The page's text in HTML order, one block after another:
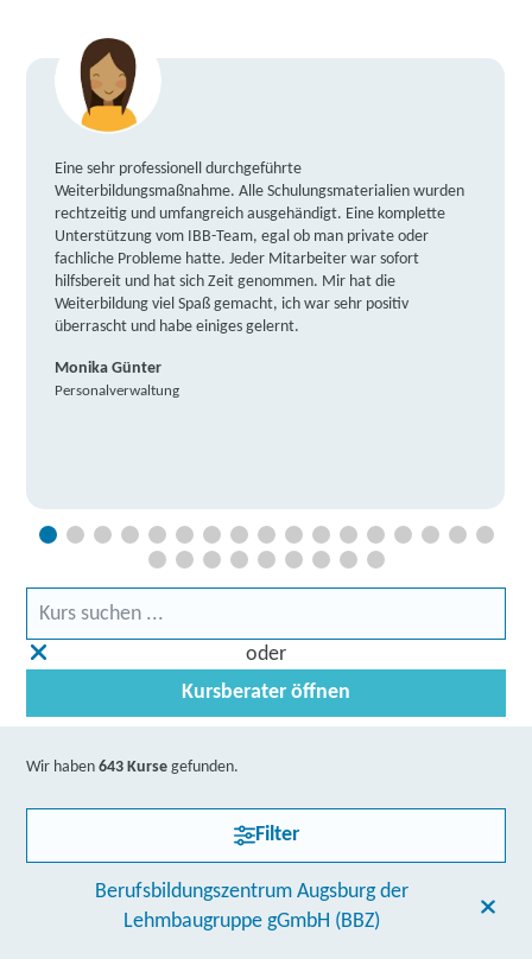
Eine sehr professionell durchgeführte
Weiterbildungsmaßnahme. Alle Schulungsmaterialien wurden
rechtzeitig und umfangreich ausgehändigt. Eine komplette
Unterstützung vom IBB-Team, egal ob man private oder
fachliche Probleme hatte. Jeder Mitarbeiter war sofort
hilfsbereit und hat sich Zeit genommen. Mir hat die
Weiterbildung viel Spaß gemacht, ich war sehr positiv
überrascht und habe einiges gelernt.
Monika Günter
Personalverwaltung
oder
Kursberater öffnen
Wir haben643 Kurse gefunden.
Filter
Berufsbildungszentrum Augsburg der
Lehmbaugruppe gGmbH (BBZ)